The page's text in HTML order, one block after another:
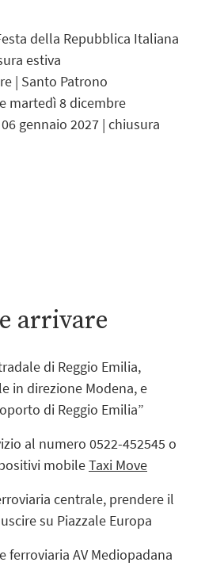
della Repubblica Italiana
estiva
| Santo Patrono
martedì 8 dicembre
gennaio 2027 | chiusura
arrivare
di Reggio Emilia,
in direzione Modena, e
di Reggio Emilia”
al numero 0522-452545 o
mobileTaxi Move
centrale, prendere il
su Piazzale Europa
ferroviaria AV Mediopadana